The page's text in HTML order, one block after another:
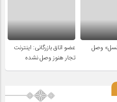
وصل
عضو اتاق بازرگانی: اینترنت
تجار هنوز وصل نشده